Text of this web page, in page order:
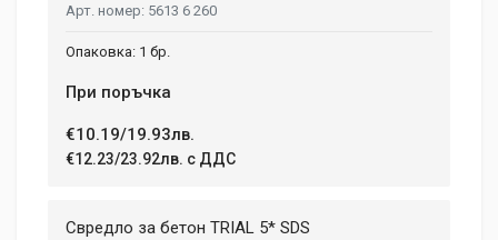
Post Your Review
5613 6 260
1 бр.
При поръчка
€10.19/19.93лв.
€12.23/23.92лв. с ДДС
Свредло за бетон TRIAL 5* SDS